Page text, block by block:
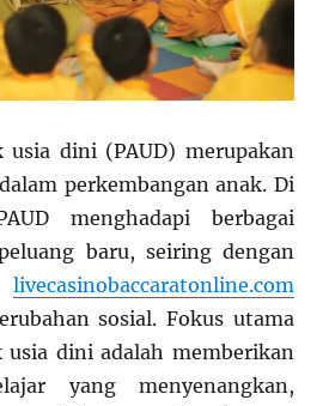
usia dini (PAUD) merupakan
perkembangan anak. Di
menghadapi berbagai
baru, seiring dengan
livecasinobaccaratonline.com
sosial. Fokus utama
usia dini adalah memberikan
yang menyenangkan,